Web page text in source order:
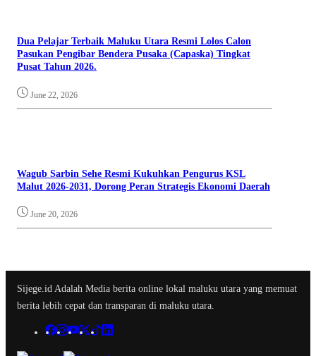
Dua Pelajar Terbaik Maluku Utara Resmi Lolos Calon
Pasukan Pengibar Bendera Pusaka (Capaska) Tingkat
Pusat Tahun 2026.
June 22, 2026
Wagub Sarbin Sehe Resmi Kukuhkan Pengurus KSL
Malut 2026-2031, Dorong Peran Strategis Ekonomi Daerah
June 20, 2026
Sijege.id Adalah Media berita online lokal maluku utara yang memuat
berita lebih cepat dan transparan di maluku utara.